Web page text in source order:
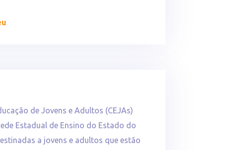
de Jovens e Adultos (CEJAs)
Estadual de Ensino do Estado do
a jovens e adultos que estão